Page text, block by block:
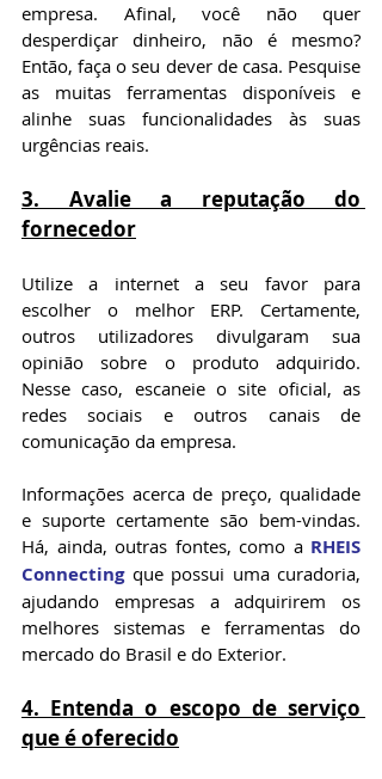
empresa. Afinal, você não quer
desperdiçar dinheiro, não é mesmo?
Então, faça o seu dever de casa. Pesquise
as muitas ferramentas disponíveis e
alinhe suas funcionalidades às suas
urgências reais.
3. Avalie a reputação do
fornecedor
Utilize a internet a seu favor para
escolher o melhor ERP. Certamente,
outros utilizadores divulgaram sua
opinião sobre o produto adquirido.
Nesse caso, escaneie o site oficial, as
redes sociais e outros canais de
comunicação da empresa.
Informações acerca de preço, qualidade
e suporte certamente são bem-vindas.
Há, ainda, outras fontes, como a RHEIS
Connecting que possui uma curadoria,
ajudando empresas a adquirirem os
melhores sistemas e ferramentas do
mercado do Brasil e do Exterior.
4. Entenda o escopo de serviço
que é oferecido